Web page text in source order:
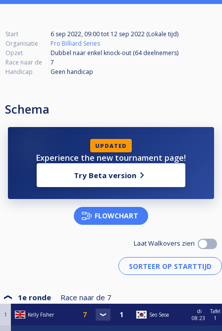
Start 6 sep 2022, 09:00tot 12 sep 2022 (Lokale tijd)
Organisatie
Pro Billiard Series
Opzet
Dubbel naar enkel knock-out (64deelnemers)
Race naar de
7
Handicap
Geen handicap
Schema
UPDATED
Experience the new tournament page!
Try Beta version
FLOWCHART
Laat Walkovers zien
1e ronde Race naar de 7
1 Kelly Fisher Seo Seoa
di
08:23
Tafel
1